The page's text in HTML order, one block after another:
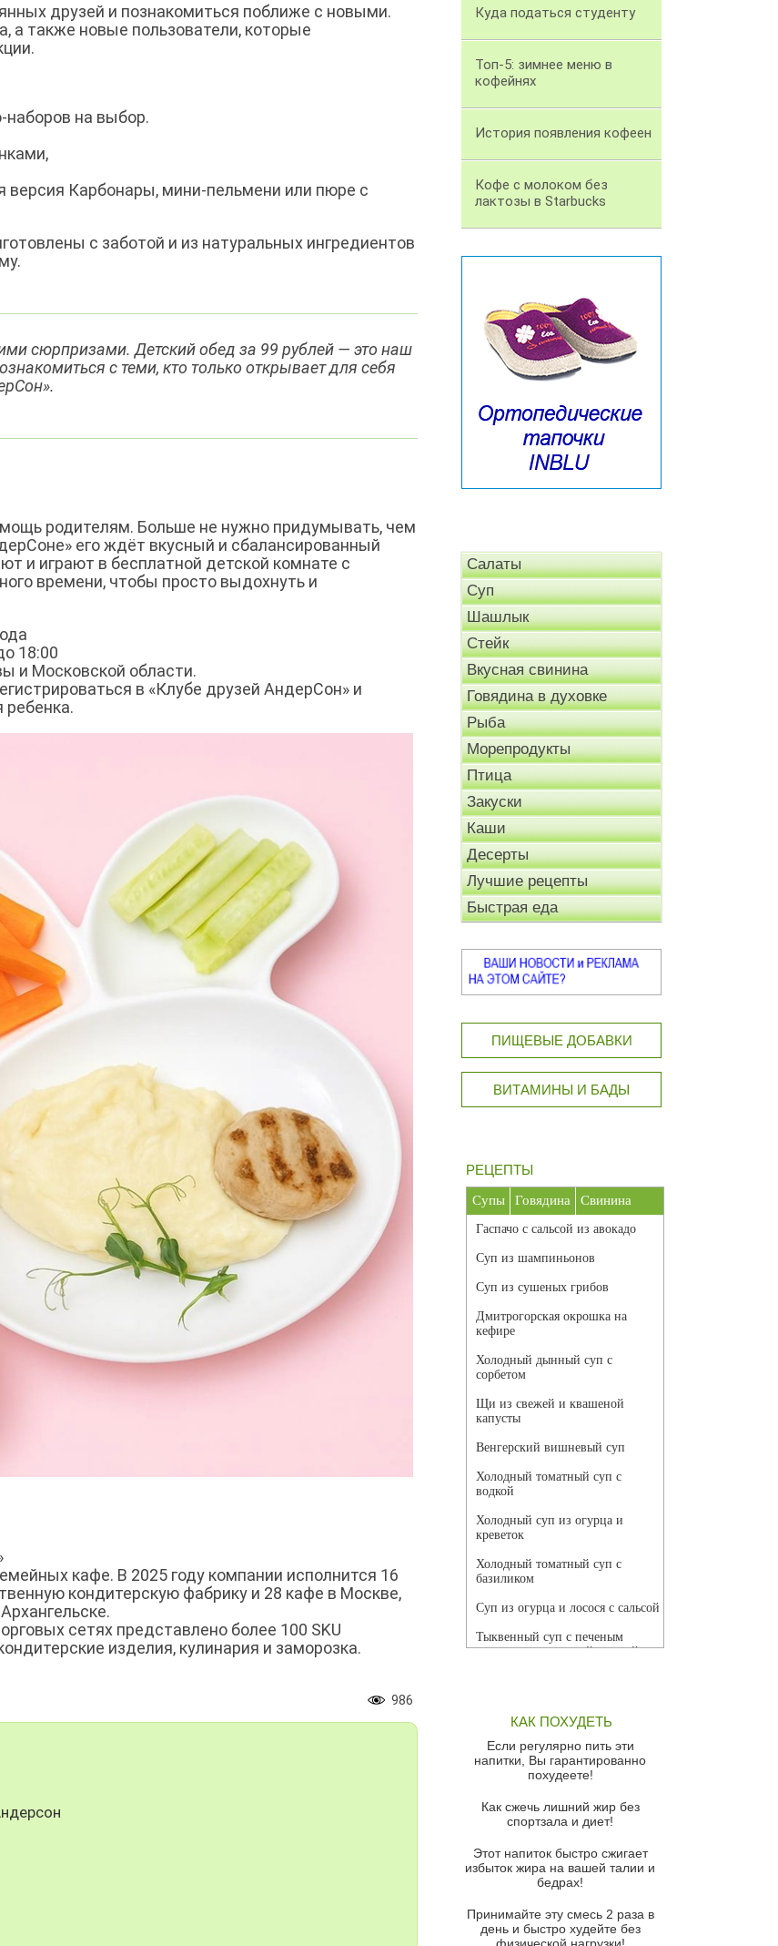
друзей и познакомиться поближе с новыми.
а также новые пользователи, которые
наборов на выбор.
версия Карбонары, мини-пельмени или пюре с
с заботой и из натуральных ингредиентов
сюрпризами. Детский обед за 99 рублей — это наш
с теми, кто только открывает для себя
родителям. Больше не нужно придумывать, чем
его ждёт вкусный и сбалансированный
и играют в бесплатной детской комнате с
времени, чтобы просто выдохнуть и
18:00
и Московской области.
в «Клубе друзей АндерСон» и
ребенка.
кафе. В 2025 году компании исполнится 16
кондитерскую фабрику и 28 кафе в Москве,
сетях представлено более 100 SKU
изделия, кулинария и заморозка.
986
Куда податься студенту
Топ-5: зимнее меню в
кофейнях
История появления кофеен
Кофе с молоком без
лактозы в Starbucks
Салаты
Суп
Шашлык
Стейк
Вкусная свинина
Говядина в духовке
Рыба
Морепродукты
Птица
Закуски
Каши
Десерты
Лучшие рецепты
Быстрая еда
ПИЩЕВЫЕ ДОБАВКИ
ВИТАМИНЫ И БАДЫ
РЕЦЕПТЫ
Супы Говядина Свинина
Гаспачо с сальсой из авокадо
Суп из шампиньонов
Суп из сушеных грибов
Дмитрогорская окрошка на
кефире
Холодный дынный суп с
сорбетом
Щи из свежей и квашеной
капусты
Венгерский вишневый суп
Холодный томатный суп с
водкой
Холодный суп из огурца и
креветок
Холодный томатный суп с
базиликом
Суп из огурца и лосося с сальсой
Тыквенный суп с печеным
чесноком и томатной сальсой
красного перца
Парижский луковый суп
Суп из спаржи и горошка с
Суп-крем из цветной капусты
Французский луковый суп
Суп из баклажанов с моцареллой
Грибной крем-суп с кростини с
козьим сыром
КАК ПОХУДЕТЬ
Если регулярно пить эти
напитки, Вы гарантированно
похудеете!
Как сжечь лишний жир без
спортзала и диет!
Этот напиток быстро сжигает
избыток жира на вашей талии и
бедрах!
Принимайте эту смесь 2 раза в
день и быстро худейте без